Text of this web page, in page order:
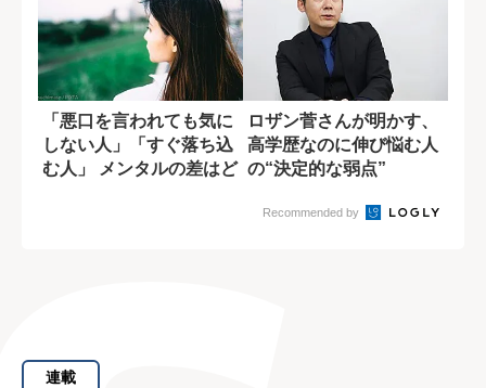
「悪口を言われても気に
しない人」「すぐ落ち込
む人」 メンタルの差はど
ロザン菅さんが明かす、
高学歴なのに伸び悩む人
の“決定的な弱点”
Recommended by
連載